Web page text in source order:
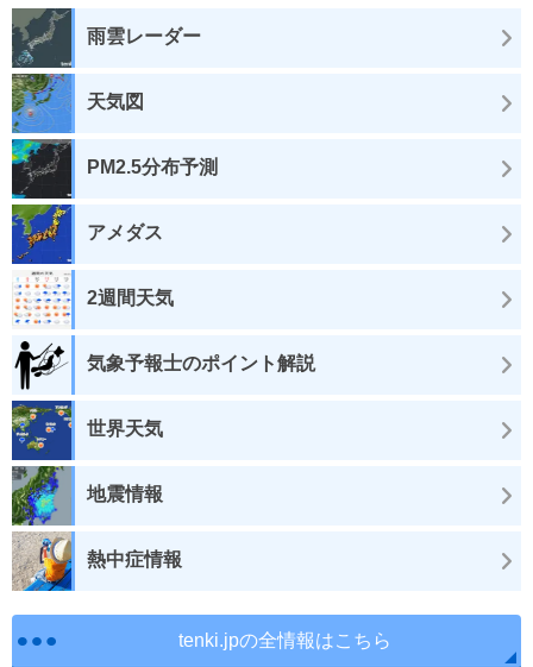
雨雲レーダー
天気図
PM2.5分布予測
アメダス
2週間天気
気象予報士のポイント解説
世界天気
地震情報
熱中症情報
tenki.jpの全情報はこちら